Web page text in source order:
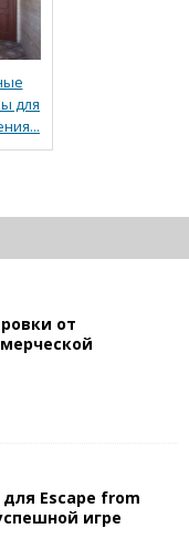
для
от
Escape from
игре